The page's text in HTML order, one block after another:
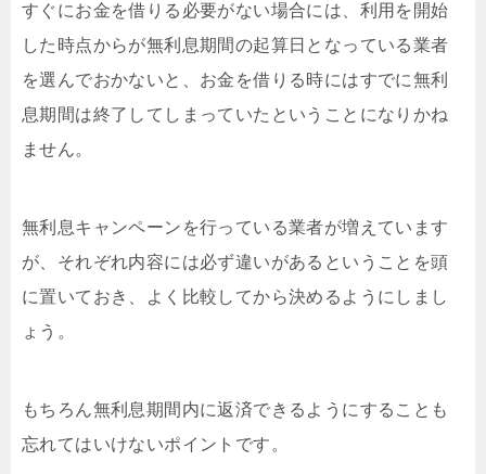
すぐにお金を借りる必要がない場合には、利用を開始
した時点からが無利息期間の起算日となっている業者
を選んでおかないと、お金を借りる時にはすでに無利
息期間は終了してしまっていたということになりかね
ません。
無利息キャンペーンを行っている業者が増えています
が、それぞれ内容には必ず違いがあるということを頭
に置いておき、よく比較してから決めるようにしまし
ょう。
もちろん無利息期間内に返済できるようにすることも
忘れてはいけないポイントです。